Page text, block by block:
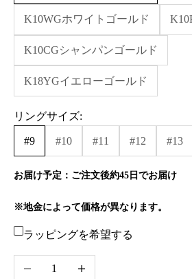
K10WGホワイトゴールド
K10CGシャンパンゴールド
K18YGイエローゴールド
リングサイズ:
#9 #10 #11 #12 #13
お届け予定： ご注文後約45日でお届け
※地金によって価格が異なります。
ラッピングを希望する
数量を減らす数量を増やす